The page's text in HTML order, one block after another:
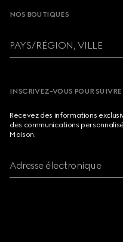
NOS BOUTIQUES
PAYS/RÉGION, VILLE
INSCRIVEZ-VOUS POUR
Recevez des informations
des communications
Maison.
Adresse électronique